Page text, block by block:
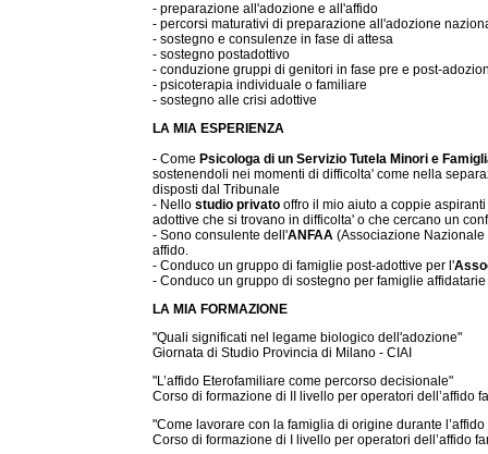
- preparazione all'adozione e all'affido
- percorsi maturativi di preparazione all'adozione
- sostegno e consulenze in fase di attesa
- sostegno postadottivo
- conduzione gruppi di genitori in fase pre e post-
- psicoterapia individuale o familiare
- sostegno alle crisi adottive
LA MIA ESPERIENZA
- Come Psicologa di un Servizio Tutela Minori e
sostenendoli nei momenti di difficolta' come nella
disposti dal Tribunale
- Nello studio privato offro il mio aiuto a coppie
adottive che si trovano in difficolta' o che cercano un
- Sono consulente dell'ANFAA (Associazione Nazionale
affido.
- Conduco un gruppo di famiglie post-adottive per l'
- Conduco un gruppo di sostegno per famiglie
LA MIA FORMAZIONE
"Quali significati nel legame biologico dell'adozione"
Giornata di Studio Provincia di Milano - CIAI
"L’affido Eterofamiliare come percorso decisionale"
Corso di formazione di II livello per operatori dell’affido
"Come lavorare con la famiglia di origine durante
Corso di formazione di I livello per operatori dell’affido